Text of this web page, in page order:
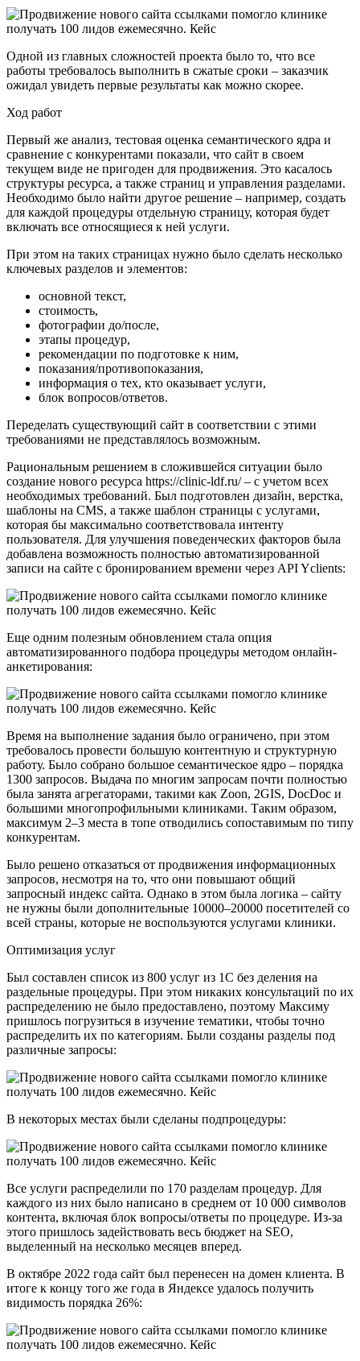
Одной из главных сложностей проекта было то, что все
работы требовалось выполнить в сжатые сроки – заказчик
ожидал увидеть первые результаты как можно скорее.
Ход работ
Первый же анализ, тестовая оценка семантического ядра и
сравнение с конкурентами показали, что сайт в своем
текущем виде не пригоден для продвижения. Это касалось
структуры ресурса, а также страниц и управления разделами.
Необходимо было найти другое решение – например, создать
для каждой процедуры отдельную страницу, которая будет
включать все относящиеся к ней услуги.
При этом на таких страницах нужно было сделать несколько
ключевых разделов и элементов:
основной текст,
стоимость,
фотографии до/после,
этапы процедур,
рекомендации по подготовке к ним,
показания/противопоказания,
информация о тех, кто оказывает услуги,
блок вопросов/ответов.
Переделать существующий сайт в соответствии с этими
требованиями не представлялось возможным.
Рациональным решением в сложившейся ситуации было
создание нового ресурса https://clinic-ldf.ru/ – с учетом всех
необходимых требований. Был подготовлен дизайн, верстка,
шаблоны на CMS, а также шаблон страницы с услугами,
которая бы максимально соответствовала интенту
пользователя. Для улучшения поведенческих факторов была
добавлена возможность полностью автоматизированной
записи на сайте с бронированием времени через API Yclients:
Еще одним полезным обновлением стала опция
автоматизированного подбора процедуры методом онлайн-
анкетирования:
Время на выполнение задания было ограничено, при этом
требовалось провести большую контентную и структурную
работу. Было собрано большое семантическое ядро – порядка
1300 запросов. Выдача по многим запросам почти полностью
была занята агрегаторами, такими как Zoon, 2GIS, DocDoc и
большими многопрофильными клиниками. Таким образом,
максимум 2–3 места в топе отводились сопоставимым по типу
конкурентам.
Было решено отказаться от продвижения информационных
запросов, несмотря на то, что они повышают общий
запросный индекс сайта. Однако в этом была логика – сайту
не нужны были дополнительные 10000–20000 посетителей со
всей страны, которые не воспользуются услугами клиники.
Оптимизация услуг
Был составлен список из 800 услуг из 1С без деления на
раздельные процедуры. При этом никаких консультаций по их
распределению не было предоставлено, поэтому Максиму
пришлось погрузиться в изучение тематики, чтобы точно
распределить их по категориям. Были созданы разделы под
различные запросы:
В некоторых местах были сделаны подпроцедуры:
Все услуги распределили по 170 разделам процедур. Для
каждого из них было написано в среднем от 10 000 символов
контента, включая блок вопросы/ответы по процедуре. Из-за
этого пришлось задействовать весь бюджет на SEO,
выделенный на несколько месяцев вперед.
В октябре 2022 года сайт был перенесен на домен клиента. В
итоге к концу того же года в Яндексе удалось получить
видимость порядка 26%: